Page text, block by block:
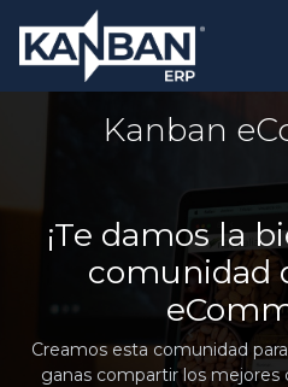
Kanban
¡Te damos la
comunidad
Creamos esta comunidad
ganas compartir los mejores